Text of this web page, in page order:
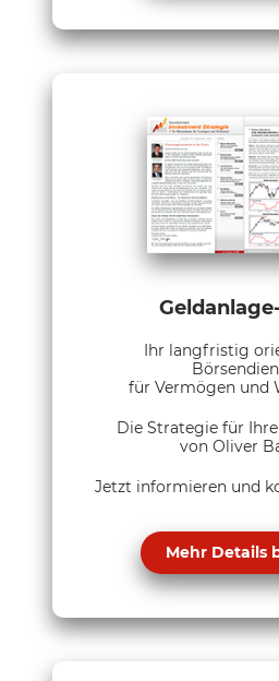
Ihr langfristig
für Vermögen und
Die Strategie für
von Oliver
Jetzt informieren und
Mehr Details